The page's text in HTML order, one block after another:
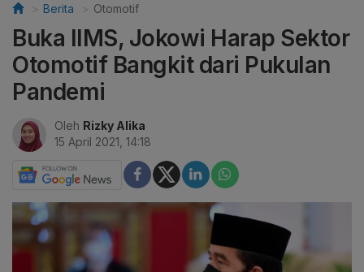
Berita Otomotif
Buka IIMS, Jokowi Harap Sektor
Otomotif Bangkit dari Pukulan
Pandemi
Oleh Rizky Alika
15 April 2021, 14:18